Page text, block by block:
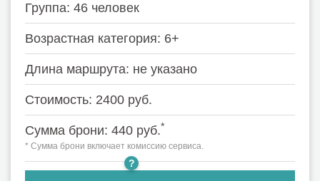
Группа: 46 человек
Возрастная категория: 6+
Длина маршрута: не указано
Стоимость: 2400 руб.
Сумма брони: 440 руб.*
* Сумма брони включает комиссию сервиса.
?